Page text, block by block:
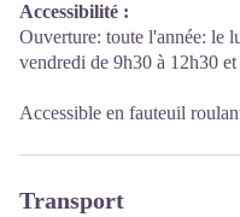
L'équipe de l'office de
conseille, vous propose,
ses réponses en fonction de
gastronomie et ambiances
Accessibilité :
Ouverture: toute l'année: le
vendredi de 9h30 à 12h30
Accessible en fauteuil
Transport